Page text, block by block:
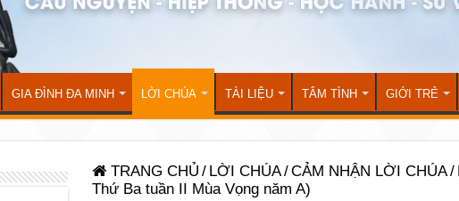
GIA ĐÌNH ĐA MINH LỜI CHÚA TÀI LIỆU TÂM TÌNH GIỚI TRẺ
TRANG CHỦ / LỜI CHÚA/CẢM NHẬN LỜI CHÚA/
Thứ Ba tuần II Mùa Vọng năm A)